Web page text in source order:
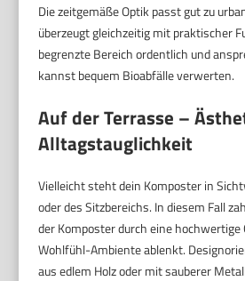
Die zeitgemäße Optik passt gut zu
überzeugt gleichzeitig mit praktischer
begrenzte Bereich ordentlich und
kannst bequem Bioabfälle verwerten.
Auf der Terrasse –
Alltagstauglichkeit
Vielleicht steht dein Komposter in
oder des Sitzbereichs. In diesem Fall
der Komposter durch eine
Wohlfühl-Ambiente ablenkt.
aus edlem Holz oder mit sauberer